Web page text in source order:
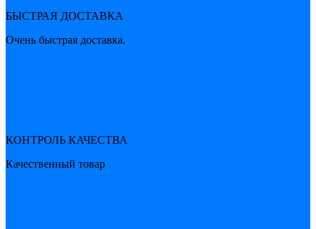
БЫСТРАЯ ДОСТАВКА
Очень быстрая доставка.
КОНТРОЛЬ КАЧЕСТВА
Качественный товар